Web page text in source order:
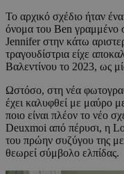
Το αρχικό σχέδιο ήταν
όνομα του Ben γραμμένο
Jennifer στην κάτω
τραγουδίστρια είχε
Βαλεντίνου το 2023, ως
Ωστόσο, στη νέα
έχει καλυφθεί με μαύρο
ποιο είναι πλέον το νέο
Deuxmoi από πέρυσι, η
του πρώην συζύγου της με
θεωρεί σύμβολο ελπίδας.